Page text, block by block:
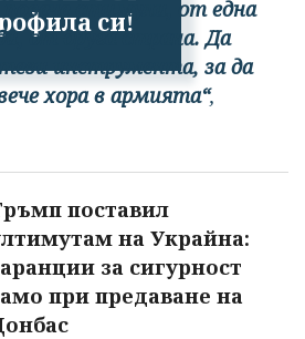
си!
повече стимули, от една
от друга страна. Да
инструмента, за да
хора в армията“,
поставил
на Украйна:
за сигурност
при предаване на